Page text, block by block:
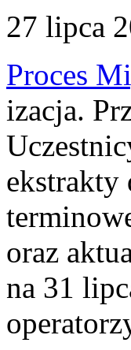
27 lipca
Proces
izacja.
ekstrakty
oraz
na 31